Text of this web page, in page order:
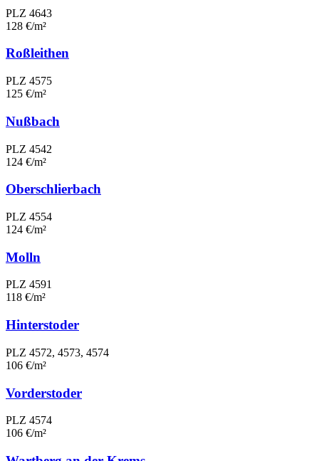
PLZ 4643
128 €/m²
Roßleithen
PLZ 4575
125 €/m²
Nußbach
PLZ 4542
124 €/m²
Oberschlierbach
PLZ 4554
124 €/m²
Molln
PLZ 4591
118 €/m²
Hinterstoder
PLZ 4572, 4573, 4574
106 €/m²
Vorderstoder
PLZ 4574
106 €/m²